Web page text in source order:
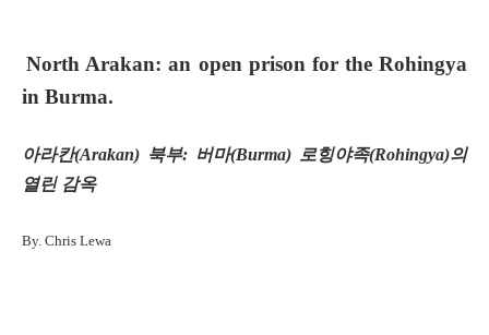
North Arakan:an open prison for the Rohingya
in Burma.
아라칸(Arakan) 북부: 버마(Burma) 로힝야족(Rohingya)의
열린 감옥
By. Chris Lewa